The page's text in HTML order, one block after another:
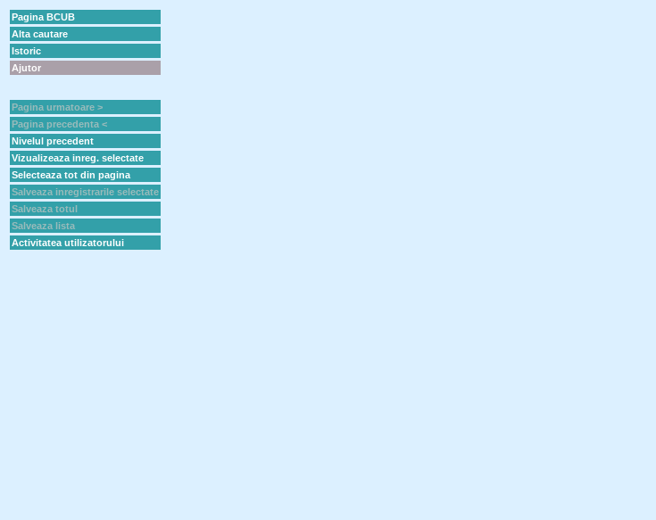
Pagina BCUB
Alta cautare
Istoric
Ajutor
Pagina urmatoare >
Pagina precedenta <
Nivelul precedent
Vizualizeaza inreg. selectate
Selecteaza tot din pagina
Salveaza inregistrarile selectate
Salveaza totul
Salveaza lista
Activitatea utilizatorului